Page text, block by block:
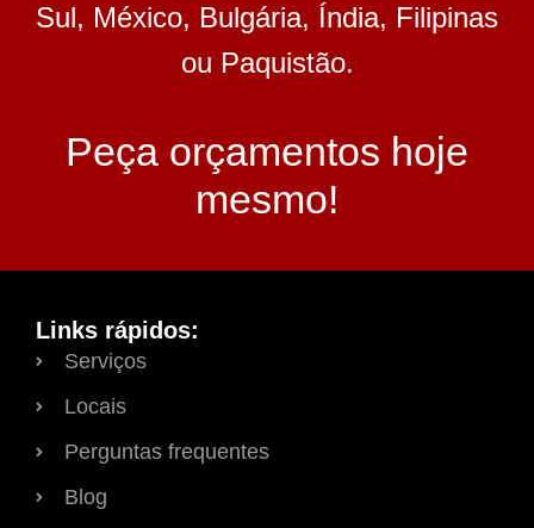
Sul, México, Bulgária, Índia, Filipinas
ou Paquistão.
Peça orçamentos hoje
mesmo!
Links rápidos:
Serviços
Locais
Perguntas frequentes
Blog